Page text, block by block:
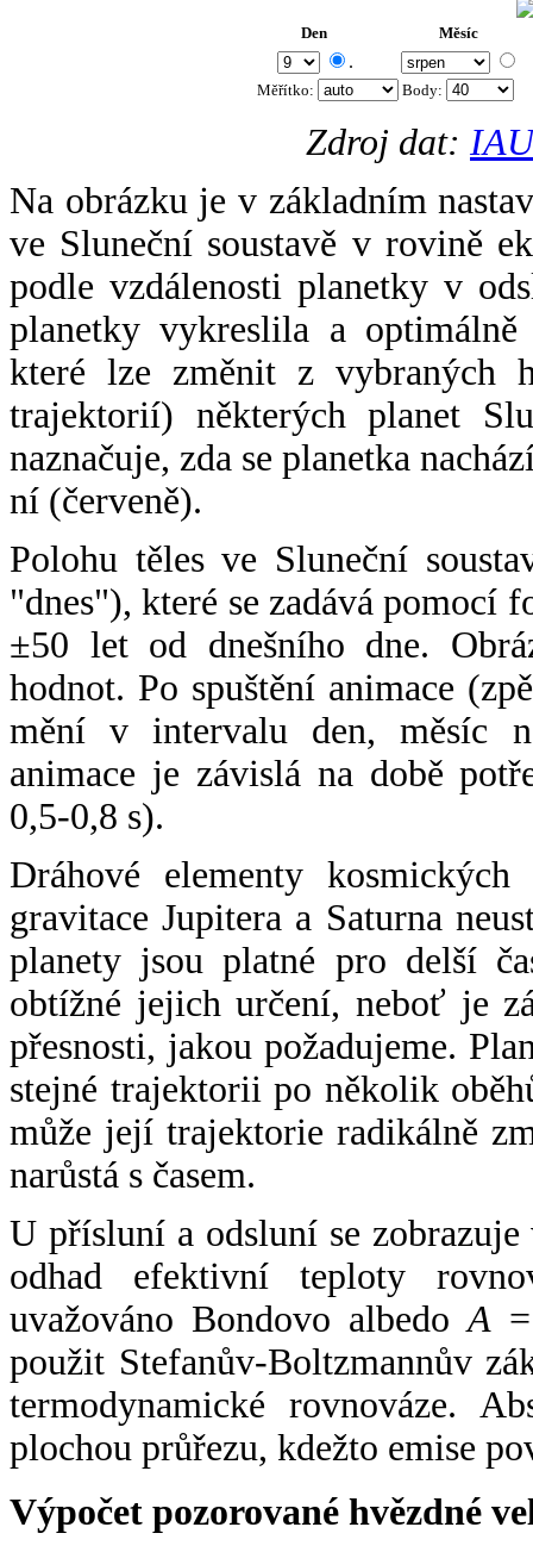
Den Měsíc
.
Měřítko: Body:
Zdroj dat:
Na obrázku je v základním
ve Sluneční soustavě v rovině
podle vzdálenosti planetky v
planetky vykreslila a
které lze změnit z vybraných
trajektorií) některých planet
naznačuje, zda se planetka
ní (červeně).
Polohu těles ve Sluneční
"dnes"), které se zadává pomocí
±50 let od dnešního dne.
hodnot. Po spuštění animace
mění v intervalu den, měsíc
animace je závislá na době
0,5-0,8 s).
Dráhové elementy
gravitace Jupitera a Saturna
planety jsou platné pro delší
obtížné jejich určení, neboť je
přesnosti, jakou požadujeme.
stejné trajektorii po několik
může její trajektorie radikálně
narůstá s časem.
U přísluní a odsluní se
odhad efektivní teploty
uvažováno Bondovo albedoA
použit Stefanův-Boltzmannův
termodynamické rovnováze.
plochou průřezu, kdežto emise
Výpočet pozorované hvězdné